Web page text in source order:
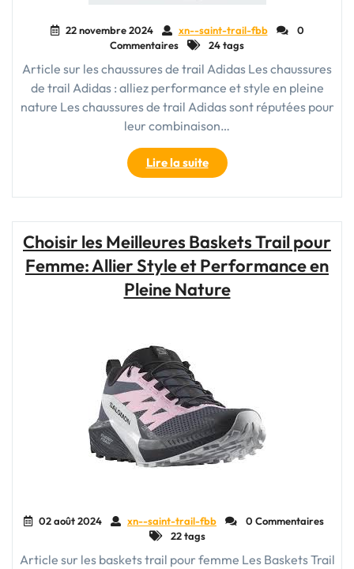
22 novembre 2024 xn--saint-trail-fbb
0
Commentaires
24 tags
Article sur les chaussures de trail Adidas Les chaussures
de trail Adidas : alliez performance et style en pleine
nature Les chaussures de trail Adidas sont réputées pour
leur combinaison…
Lire la suite"Découvrez
les
chaussures
Adidas
:
et
en
plein
air"
Choisir les Meilleures Baskets Trail pour
Femme: Allier Style et Performance en
Pleine Nature
02 août 2024 xn--saint-trail-fbb
0 Commentaires
22 tags
Article sur les baskets trail pour femme Les Baskets Trail